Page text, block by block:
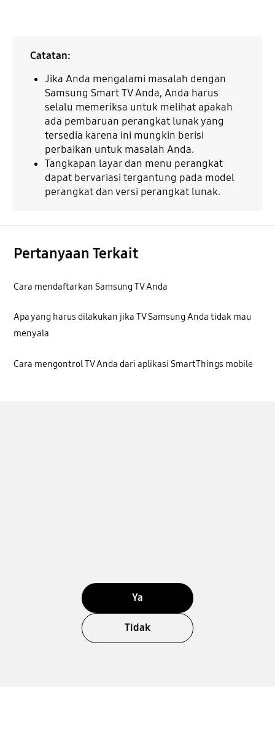
Catatan:
Jika Anda mengalami masalah dengan
Samsung Smart TV Anda, Anda harus
selalu memeriksa untuk melihat apakah
ada pembaruan perangkat lunak yang
tersedia karena ini mungkin berisi
perbaikan untuk masalah Anda.
Tangkapan layar dan menu perangkat
dapat bervariasi tergantung pada model
perangkat dan versi perangkat lunak.
Pertanyaan Terkait
Cara mendaftarkan Samsung TV Anda
Apa yang harus dilakukan jika TV Samsung Anda tidak mau
menyala
Cara mengontrol TV Anda dari aplikasi SmartThings mobile
Ya
Tidak